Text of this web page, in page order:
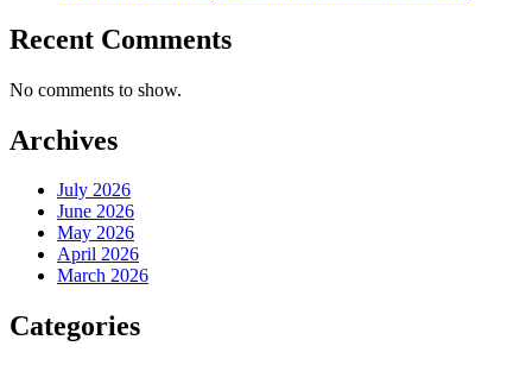
Recent Comments
No comments to show.
Archives
July 2026
June 2026
May 2026
April 2026
March 2026
Categories